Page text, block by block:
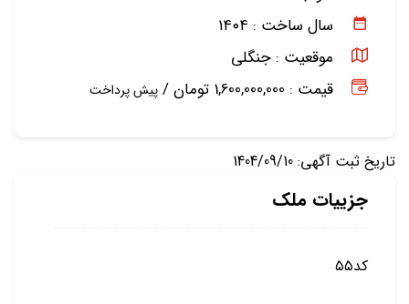
سال ساخت : ۱۴۰۴
موقعیت : جنگلی
قیمت : 1,600,000,000 تومان /
پیش پرداخت
تاریخ ثبت آگهی: 1404/09/10
جزییات ملک
کد۵۵